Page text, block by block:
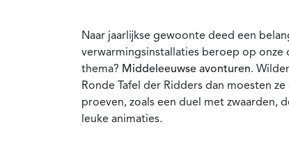
Naar jaarlijkse gewoonte deed een
verwarmingsinstallaties beroep op onze
thema? Middeleeuwse avonturen.
Ronde Tafel der Ridders dan moesten
proeven, zoals een duel met zwaarden,
leuke animaties.